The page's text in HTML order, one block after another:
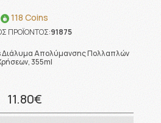
118 Coins
ΠΡΟΪΟΝΤΟΣ:91875
Διάλυμα Απολύμανσης Πολλαπλών
355ml
11.80€